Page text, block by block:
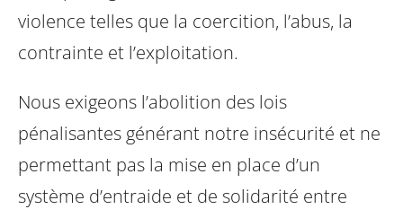
violence telles que la coercition, l’abus, la
contrainte et l’exploitation.
Nous exigeons l’abolition des lois
pénalisantes générant notre insécurité et ne
permettant pas la mise en place d’un
système d’entraide et de solidarité entre